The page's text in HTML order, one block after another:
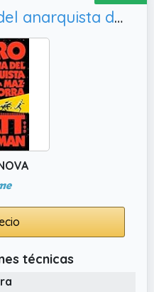
El libro de cocina del anarquista de la mazmorra (Carl el Mazmorrero 3) (Nova)
técnicas